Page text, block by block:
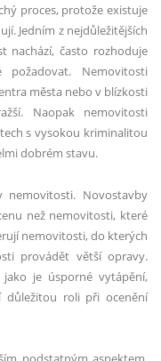
proces, protože existuje
Jedním z nejdůležitějších
nachází, často rozhoduje
Nemovitosti
města nebo v blízkosti
Naopak nemovitosti
s vysokou kriminalitou
dobrém stavu.
nemovitosti. Novostavby
než nemovitosti, které
nemovitosti, do kterých
provádět větší opravy.
je úsporné vytápění,
důležitou roli při ocenění